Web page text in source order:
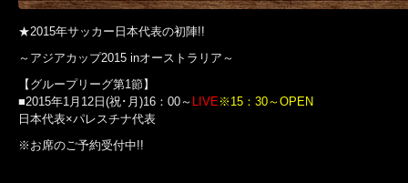
★2015年サッカー日本代表の初陣!!
～アジアカップ2015 inオーストラリア～
【グループリーグ第1節】
■2015年1月12日(祝･月)16：00～ LIVE ※15：30～OPEN
日本代表×パレスチナ代表
※お席のご予約受付中!!